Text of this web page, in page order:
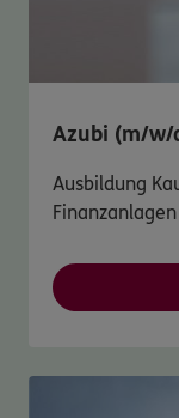
Azubi (m/w/
Ausbildung